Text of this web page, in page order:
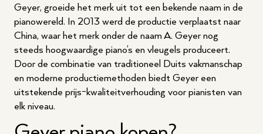
Geyer, groeide het merk uit tot een bekende naam in de
pianowereld. In 2013 werd de productie verplaatst naar
China, waar het merk onder de naam A. Geyer nog
steeds hoogwaardige piano’s en vleugels produceert.
Door de combinatie van traditioneel Duits vakmanschap
en moderne productiemethoden biedt Geyer een
uitstekende prijs-kwaliteitverhouding voor pianisten van
elk niveau.